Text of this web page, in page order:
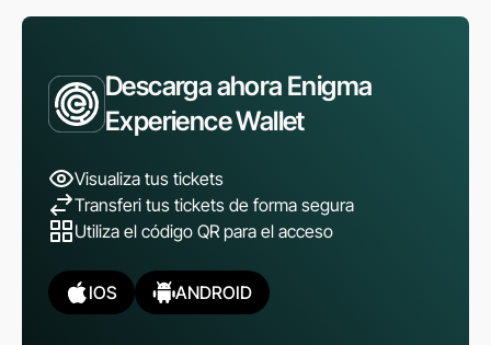
Descarga ahora Enigma
Experience Wallet
Visualiza tus tickets
Transferi tus tickets de forma segura
Utiliza el código QR para el acceso
IOS ANDROID